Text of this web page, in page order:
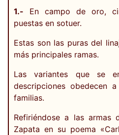
1.- En campo de oro,
puestas en sotuer.
Estas son las puras del
más principales ramas.
Las variantes que se
descripciones obedecen
familias.
Refiriéndose a las armas
Zapata en su poema